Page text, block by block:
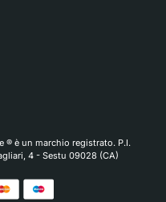
® è un marchio registrato. P.I.
4 - Sestu 09028 (CA)